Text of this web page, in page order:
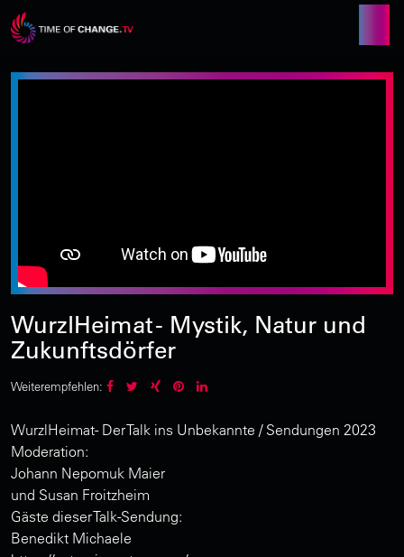
WurzlHeimat - Mystik, Natur und
Zukunftsdörfer
Weiterempfehlen:
WurzlHeimat- Der Talk ins Unbekannte / Sendungen 2023
Moderation:
Johann Nepomuk Maier
und Susan Froitzheim
Gäste dieser Talk-Sendung:
Benedikt Michaele